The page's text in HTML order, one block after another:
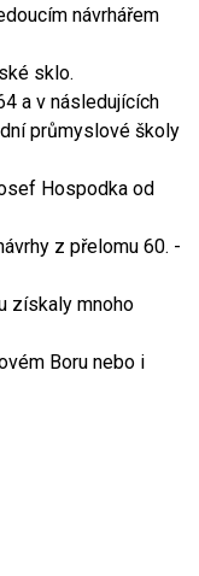
návrhářem
sklo.
a v následujících
průmyslové školy
Hospodka od
z přelomu 60. -
získaly mnoho
Boru nebo i